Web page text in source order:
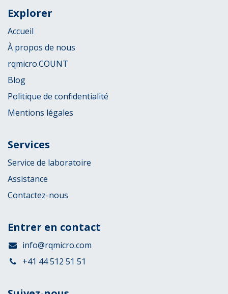
Explorer
Accueil
À propos de nous
rqmicro.COUNT
Blog
Politique de confidentialité
Mentions légales
Services
Service de laboratoire
Assistance
Contactez-nous
Entrer en contact
info@rqmicro.com
+41 44 512 51 51